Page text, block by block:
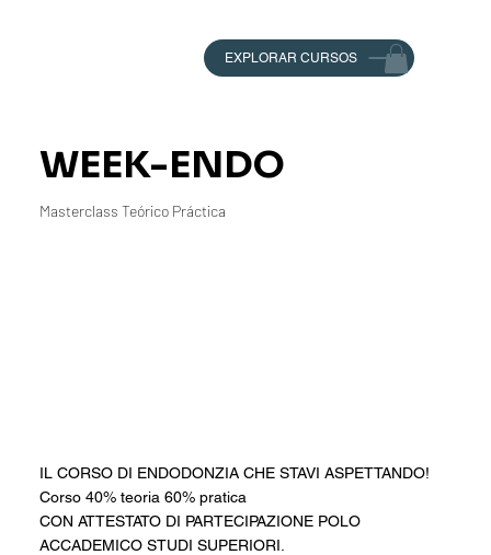
EXPLORAR CURSOS
WEEK-ENDO
Masterclass Teórico Práctica
IL CORSO DI ENDODONZIA CHE STAVI ASPETTANDO!
Corso 40% teoria 60% pratica
CON ATTESTATO DI PARTECIPAZIONE POLO
ACCADEMICO STUDI SUPERIORI.